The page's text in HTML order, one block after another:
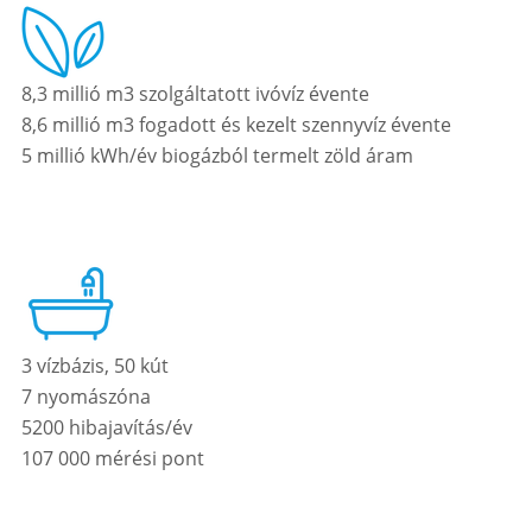
8,3 millió m3 szolgáltatott ivóvíz évente
8,6 millió m3 fogadott és kezelt szennyvíz évente
5 millió kWh/év biogázból termelt zöld áram
3 vízbázis, 50 kút
7 nyomászóna
5200 hibajavítás/év
107 000 mérési pont